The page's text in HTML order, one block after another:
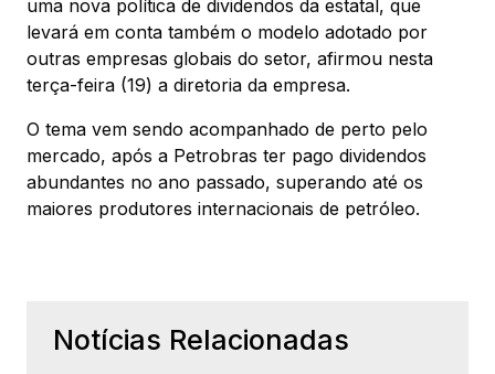
uma nova política de dividendos da estatal, que
levará em conta também o modelo adotado por
outras empresas globais do setor, afirmou nesta
terça-feira (19) a diretoria da empresa.
O tema vem sendo acompanhado de perto pelo
mercado, após a Petrobras ter pago dividendos
abundantes no ano passado, superando até os
maiores produtores internacionais de petróleo.
Notícias Relacionadas